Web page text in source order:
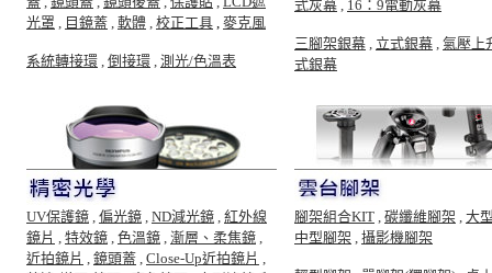
光罩 , 目鏡蓋 , 軟體 , 校正工具 , 麥克風
系統轉接環 , 倒接環 , 測光/色溫表
式灰幕 , 16：9電動灰幕
三腳架銀幕 , 立式銀幕 , 氣壓上
式銀幕
UV保護鏡 , 偏光鏡 , ND減光鏡 , 紅外線
鏡片 , 特效鏡 , 色溫鏡 , 漸層、柔焦鏡 ,
近拍鏡片 , 鏡頭蓋 , Close-Up近拍鏡片 ,
腳架組合KIT , 碳纖維腳架 , 大
中型腳架 , 攝影機腳架